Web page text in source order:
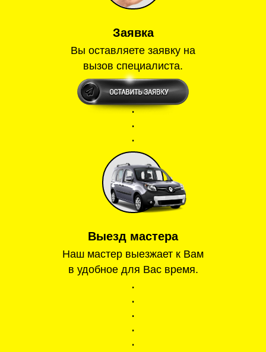
Вы оставляете заявку на
вызов специалиста.
Заявка
Выезд мастера
Наш мастер выезжает к Вам
в удобное для Вас время.